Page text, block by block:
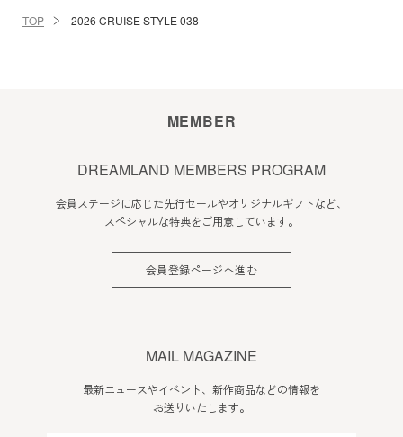
TOP 2026 CRUISE STYLE 038
MEMBER
DREAMLAND MEMBERS PROGRAM
会員ステージに応じた先行セールやオリジナルギフトなど、
スペシャルな特典をご用意しています。
会員登録ページへ進む
MAIL MAGAZINE
最新ニュースやイベント、新作商品などの情報を
お送りいたします。